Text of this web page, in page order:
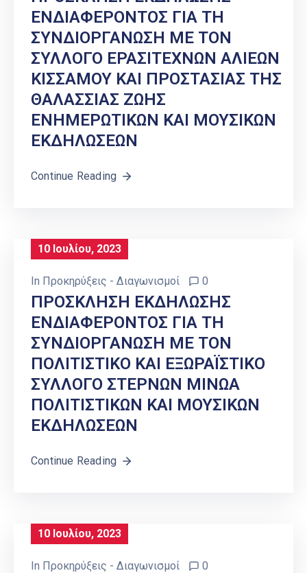
ΕΝΔΙΑΦΕΡΟΝΤΟΣ ΓΙΑ ΤΗ
ΣΥΝΔΙΟΡΓΑΝΩΣΗ ΜΕ ΤΟΝ
ΣΥΛΛΟΓΟ ΕΡΑΣΙΤΕΧΝΩΝ ΑΛΙΕΩΝ
ΚΙΣΣΑΜΟΥ ΚΑΙ ΠΡΟΣΤΑΣΙΑΣ ΤΗΣ
ΘΑΛΑΣΣΙΑΣ ΖΩΗΣ
ΕΝΗΜΕΡΩΤΙΚΩΝ ΚΑΙ ΜΟΥΣΙΚΩΝ
ΕΚΔΗΛΩΣΕΩΝ
Continue Reading
10 Ιουλίου, 2023
In Προκηρύξεις - Διαγωνισμοί 0
ΠΡΟΣΚΛΗΣΗ ΕΚΔΗΛΩΣΗΣ
ΕΝΔΙΑΦΕΡΟΝΤΟΣ ΓΙΑ ΤΗ
ΣΥΝΔΙΟΡΓΑΝΩΣΗ ΜΕ ΤΟΝ
ΠΟΛΙΤΙΣΤΙΚΟ ΚΑΙ ΕΞΩΡΑΪΣΤΙΚΟ
ΣΥΛΛΟΓΟ ΣΤΕΡΝΩΝ ΜΙΝΩΑ
ΠΟΛΙΤΙΣΤΙΚΩΝ ΚΑΙ ΜΟΥΣΙΚΩΝ
ΕΚΔΗΛΩΣΕΩΝ
Continue Reading
10 Ιουλίου, 2023
In Προκηρύξεις - Διαγωνισμοί 0